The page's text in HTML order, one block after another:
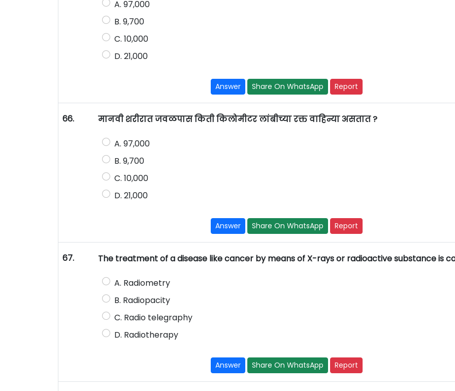
A. 97,000
B. 9,700
C. 10,000
D. 21,000
Answer Share On WhatsApp Report
66. मानवी शरीरात जवळपास किती किलोमीटर लांबीच्या रक्त वाहिन्या असतात ?
A. 97,000
B. 9,700
C. 10,000
D. 21,000
Answer Share On WhatsApp Report
67. The treatment of a disease like cancer by means of X-rays or radioactive substance is
A. Radiometry
B. Radiopacity
C. Radio telegraphy
D. Radiotherapy
Answer Share On WhatsApp Report